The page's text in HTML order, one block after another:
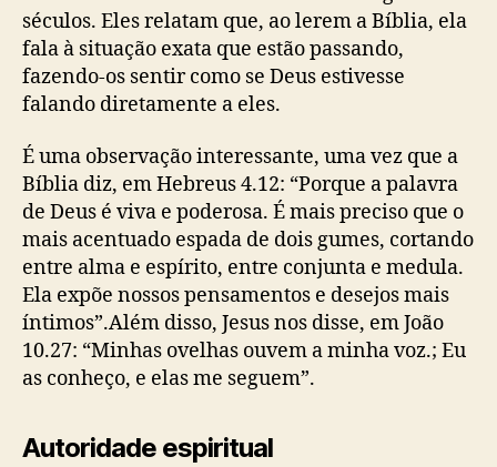
séculos. Eles relatam que, ao lerem a Bíblia, ela
fala à situação exata que estão passando,
fazendo-os sentir como se Deus estivesse
falando diretamente a eles.
É uma observação interessante, uma vez que a
Bíblia diz, em Hebreus 4.12: “Porque a palavra
de Deus é viva e poderosa. É mais preciso que o
mais acentuado espada de dois gumes, cortando
entre alma e espírito, entre conjunta e medula.
Ela expõe nossos pensamentos e desejos mais
íntimos”.Além disso, Jesus nos disse, em João
10.27: “Minhas ovelhas ouvem a minha voz.; Eu
as conheço, e elas me seguem”.
Autoridade espiritual